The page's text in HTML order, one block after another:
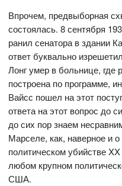
Впрочем, предвыборная
состоялась. 8 сентября
ранил сенатора в здании
ответ буквально
Лонг умер в больнице, где
построена по программе,
Вайсс пошел на этот
ответа на этот вопрос до
до сих пор знаем
Марселе, как, наверное и
политическом убийстве
любом крупном
США.